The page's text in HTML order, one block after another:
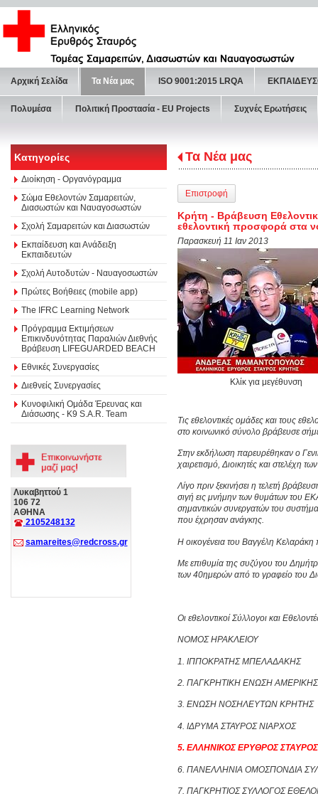
Αρχική Σελίδα Τα Νέα μας ISO 9001:2015 LRQA
Πολυμέσα Πολιτική Προστασία - ΕU Projects Συχνές Ερωτήσεις
Κατηγορίες
Διοίκηση - Οργανόγραμμα
Σώμα Εθελοντών Σαμαρειτών,
Διασωστών και Ναυαγοσωστών
Σχολή Σαμαρειτών και Διασωστών
Εκπαίδευση και Ανάδειξη
Εκπαιδευτών
Σχολή Αυτοδυτών - Ναυαγοσωστών
Πρώτες Βοήθειες (mobile app)
The IFRC Learning Network
Πρόγραμμα Εκτιμήσεων
Επικινδυνότητας Παραλιών Διεθνής
Βράβευση LIFEGUARDED BEACH
Εθνικές Συνεργασίες
Διεθνείς Συνεργασίες
Κυνοφιλική Ομάδα Έρευνας και
Διάσωσης - Κ9 S.A.R. Team
Λυκαβηττού 1
106 72
ΑΘΗΝΑ
2105248132
samareites@redcross.gr
Τα Νέα μας
Επιστροφή
Κρήτη - Βράβευση
εθελοντική προσφορά στα
Παρασκευή 11 Ιαν 2013
Κλίκ για μεγέθυνση
Τις εθελοντικές ομάδες και τους
στο κοινωνικό σύνολο βράβευσε
Στην εκδήλωση παρευρέθηκαν ο
χαιρετισμό, Διοικητές και στελέχη
Λίγο πριν ξεκινήσει η τελετή
σιγή εις μνήμην των θυμάτων του
σημαντικών συνεργατών του
που έχρησαν ανάγκης.
Η οικογένεια του Βαγγέλη
Με επιθυμία της συζύγου του
των 40ημερών από το γραφείο του
Οι εθελοντικοί Σύλλογοι και
ΝΟΜΟΣ ΗΡΑΚΛΕΙΟΥ
1. ΙΠΠΟΚΡΑΤΗΣ ΜΠΕΛΑΔΑΚΗΣ
2. ΠΑΓΚΡΗΤΙΚΗ ΕΝΩΣΗ ΑΜΕΡΙΚΗΣ
3. ΕΝΩΣΗ ΝΟΣΗΛΕΥΤΩΝ ΚΡΗΤΗΣ
4. ΙΔΡΥΜΑ ΣΤΑΥΡΟΣ ΝΙΑΡΧΟΣ
5. ΕΛΛΗΝΙΚΟΣ ΕΡΥΘΡΟΣ
6. ΠΑΝΕΛΛΗΝΙΑ ΟΜΟΣΠΟΝΔΙΑ
7. ΠΑΓΚΡΗΤΙΟΣ ΣΥΛΛΟΓΟΣ